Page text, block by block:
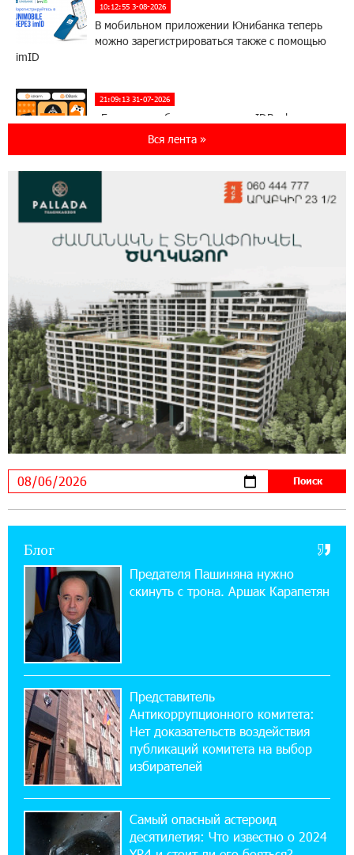
10:12:55 3-08-2026
В мобильном приложении Юнибанка теперь
можно зарегистрироваться также с помощью
imID
21:09:13 31-07-2026
«Бесплатные бонусы в играх»: IDBank
предупреждает о кибератаках на школьников
ЕАЭС со временем будет расширяться. Когда-
будет уже поздно
Если Израиль использует тему Геноцида
армян против Эрдогана, то что для него
значит сам Геноцид?
17:16:14 30-07-2026
ВТБ (Армения): вклад «Стабильный» — до
10% годовых и оформление в мобильном
приложении
17:03:49 30-07-2026
Платформа Rate.Trading на Seaside Startup
Summit: IDBank представил инновационное
Состоялось открытие Khachaturian Rooftop
при поддержке IDBank
18:38:18 28-07-2026
Пашинян ты упустил свой шанс уйти
спокойно. Аршак Карапетян
12:04:53 28-07-2026
Обновленный Центр продаж и обслуживания
Ucom открылся по адресу ул. Шаумяна, 24/2
в Арарате
Никогда Нагорный Карабах не был в составе
независимого Азербайджана. Аршак
Карапетян
Вся лента »
Блог
Предателя Пашиняна нужно
скинуть с трона. Аршак Карапетян
Представитель
Антикоррупционного комитета:
Нет доказательств воздействия
публикаций комитета на выбор
избирателей
Самый опасный астероид
десятилетия: Что известно о 2024